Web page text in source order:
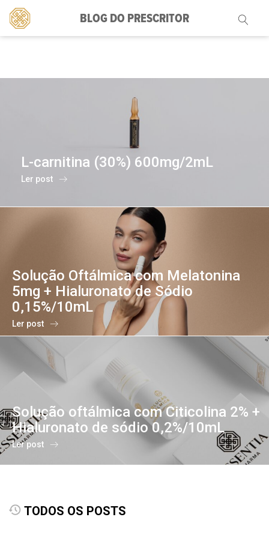
BLOG DO PRESCRITOR
Pesquisar
por:
L-carnitina (30%) 600mg/2mL
Ler post
Solução Oftálmica com Melatonina
5mg + Hialuronato de Sódio
0,15%/10mL
Ler post
Solução oftálmica com Citicolina 2% +
Hialuronato de sódio 0,2%/10mL
Ler post
TODOS OS POSTS